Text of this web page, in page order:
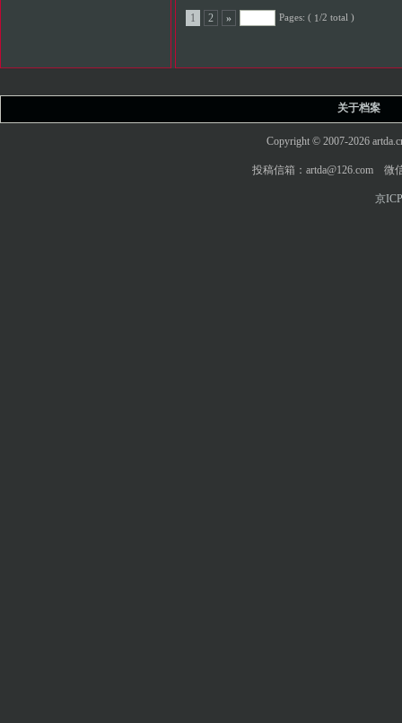
1 2 » Pages: ( 1/2 total )
关于档案
Copyright © 2007-2026
投稿信箱：artda@126.com 微
京